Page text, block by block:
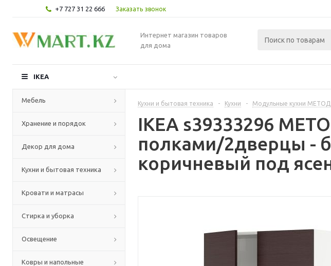
+7 727 31 22 666 Заказать звонок
Интернет магазин товаров
для дома
IKEA
Мебель
Хранение и порядок
Декор для дома
Кухни и бытовая техника
Кровати и матрасы
Стирка и уборка
Освещение
Ковры и напольные
Кухни и бытовая техника - Кухни - Модульные кухни МЕТОД
IKEA s39333296
полками/2дверцы -
коричневый под